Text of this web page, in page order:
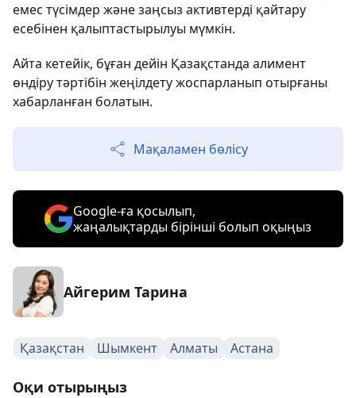
емес түсімдер және заңсыз активтерді қайтару
есебінен қалыптастырылуы мүмкін.
Айта кетейік, бұған дейін Қазақстанда алимент
өндіру тәртібін жеңілдету жоспарланып отырғаны
хабарланған болатын.
Мақаламен бөлісу
Google-ға қосылып,
жаңалықтарды бірінші болып оқыңыз
Айгерим Тарина
Қазақстан Шымкент Алматы Астана
Оқи отырыңыз